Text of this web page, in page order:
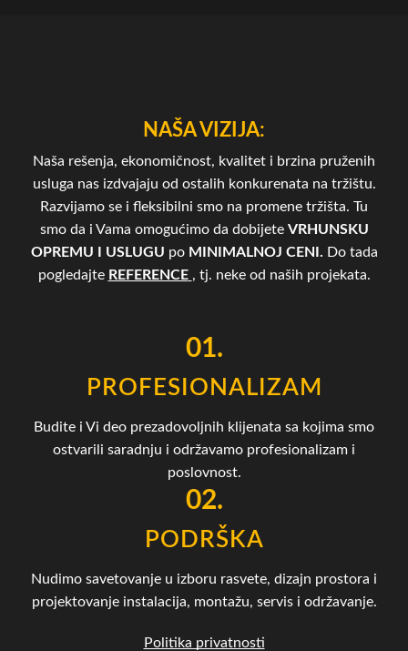
NAŠA VIZIJA:
Naša rešenja, ekonomičnost, kvalitet i brzina pruženih
usluga nas izdvajaju od ostalih konkurenata na tržištu.
Razvijamo se i fleksibilni smo na promene tržišta. Tu
smo da i Vama omogućimo da dobijete VRHUNSKU
OPREMU I USLUGU po MINIMALNOJ CENI. Do tada
pogledajte REFERENCE , tj. neke od naših projekata.
01.
PROFESIONALIZAM
Budite i Vi deo prezadovoljnih klijenata sa kojima smo
ostvarili saradnju i održavamo profesionalizam i
poslovnost.
02.
PODRŠKA
Nudimo savetovanje u izboru rasvete, dizajn prostora i
projektovanje instalacija, montažu, servis i održavanje.
Politika privatnosti